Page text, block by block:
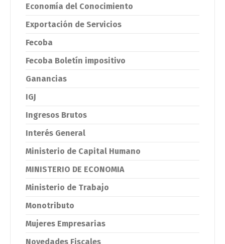
Economía del Conocimiento
Exportación de Servicios
Fecoba
Fecoba Boletín impositivo
Ganancias
IGJ
Ingresos Brutos
Interés General
Ministerio de Capital Humano
MINISTERIO DE ECONOMIA
Ministerio de Trabajo
Monotributo
Mujeres Empresarias
Novedades Fiscales